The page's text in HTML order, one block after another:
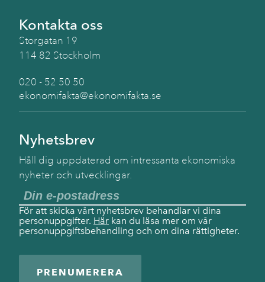
Kontakta oss
Storgatan 19
114 82 Stockholm
020 - 52 50 50
ekonomifakta@ekonomifakta.se
Nyhetsbrev
Håll dig uppdaterad om intressanta ekonomiska
nyheter och utvecklingar.
För att skicka vårt nyhetsbrev behandlar vi dina
personuppgifter. Här kan du läsa mer om vår
personuppgiftsbehandling och om dina rättigheter.
PRENUMERERA